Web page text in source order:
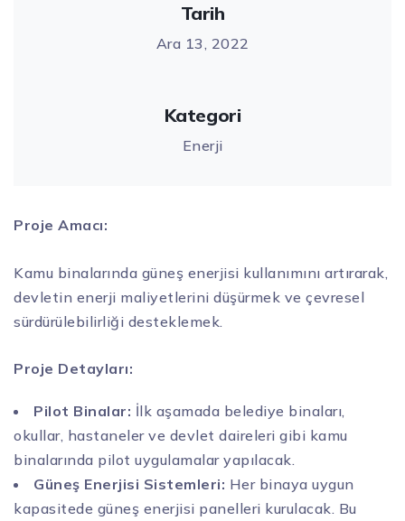
Tarih
Ara 13, 2022
Kategori
Enerji
Proje Amacı:
Kamu binalarında güneş enerjisi kullanımını artırarak,
devletin enerji maliyetlerini düşürmek ve çevresel
sürdürülebilirliği desteklemek.
Proje Detayları:
Pilot Binalar: İlk aşamada belediye binaları,
okullar, hastaneler ve devlet daireleri gibi kamu
binalarında pilot uygulamalar yapılacak.
Güneş Enerjisi Sistemleri: Her binaya uygun
kapasitede güneş enerjisi panelleri kurulacak. Bu